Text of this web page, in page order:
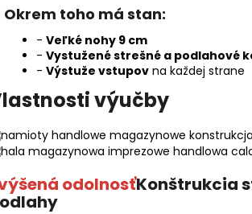
Okrem toho má stan:
- Veľké nohy 9 cm
- Vystužené strešné a podlahové
- Výstuže vstupov na každej strane
výučby
odolnosťKonštrukcia